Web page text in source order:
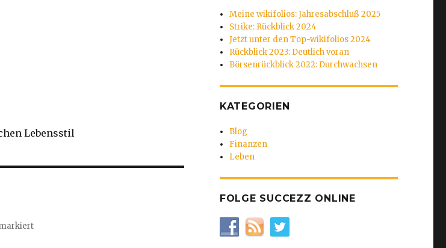
Lebensstil
Meine wikifolios: Jahresabschluß 2025
Strike: Rückblick 2024
Jetzt unter den Top-wikifolios 2024
Rückblick 2023: Deutlich voran
Börsenrückblick 2022: Durchwachsen
KATEGORIEN
Blog
Finanzen
Leben
FOLGE SUCCEZZ ONLINE